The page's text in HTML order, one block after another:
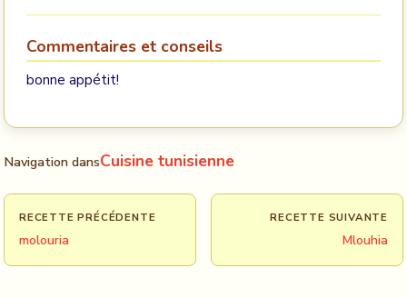
Commentaires et conseils
bonne appétit!
Navigation dansCuisine tunisienne
RECETTE PRÉCÉDENTE
molouria
RECETTE SUIVANTE
Mlouhia